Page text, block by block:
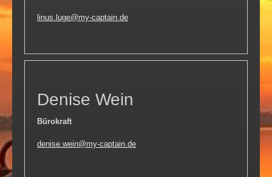
linus.luge@my-captain.de
Denise Wein
Bürokraft
denise.wein@my-captain.de